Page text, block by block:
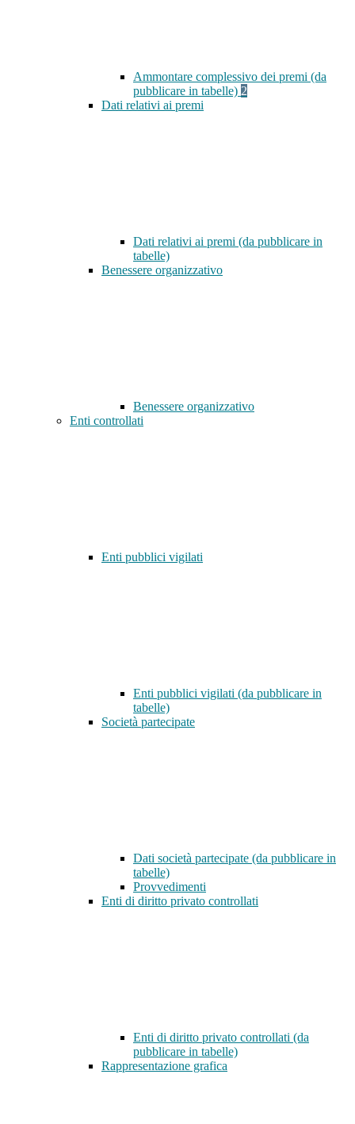
Ammontare complessivo dei premi (da
pubblicare in tabelle) 2
Dati relativi ai premi
Dati relativi ai premi (da pubblicare in
tabelle)
Benessere organizzativo
Benessere organizzativo
Enti controllati
Enti pubblici vigilati
Enti pubblici vigilati (da pubblicare in
tabelle)
Società partecipate
Dati società partecipate (da pubblicare in
tabelle)
Provvedimenti
Enti di diritto privato controllati
Enti di diritto privato controllati (da
pubblicare in tabelle)
Rappresentazione grafica